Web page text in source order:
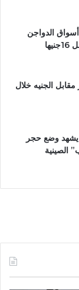
الدواجن
الجنيه خلال
يشهد وضع حجر